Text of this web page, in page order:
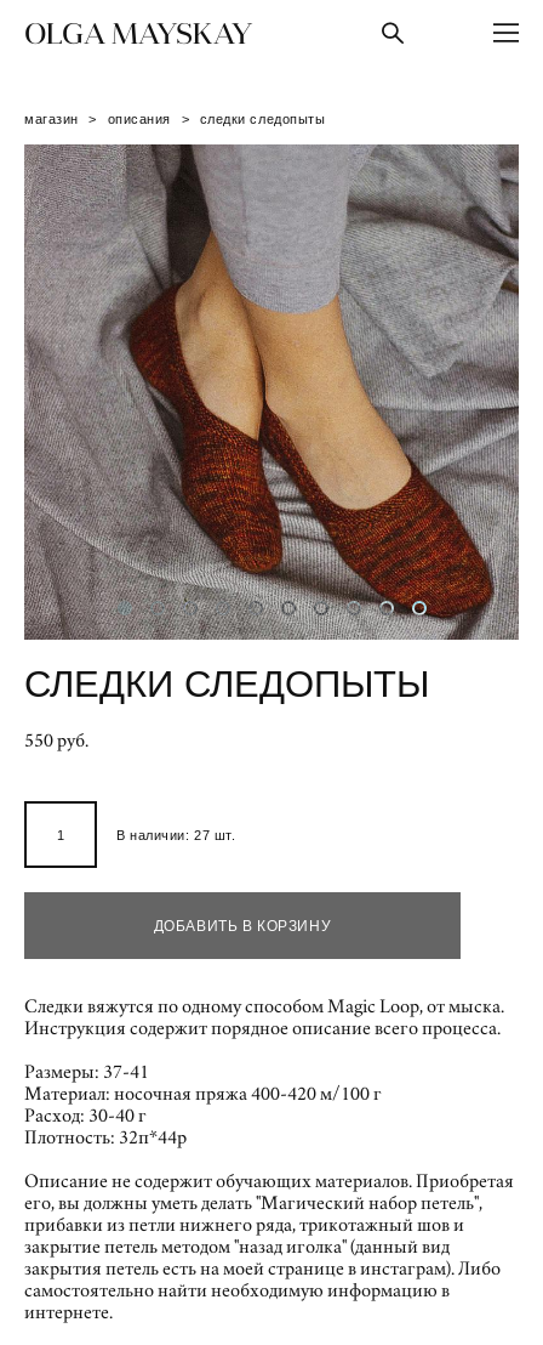
OLGA MAYSKAY
магазин > описания > следки следопыты
СЛЕДКИ СЛЕДОПЫТЫ
550 pуб.
В наличии:27 шт.
ДОБАВИТЬ В КОРЗИНУ
Следки вяжутся по одному способом Magic Loop, от мыска.
Инструкция содержит порядное описание всего процесса.
Размеры: 37-41
Материал: носочная пряжа 400-420 м/100 г
Расход: 30-40 г
Плотность: 32п*44р
Описание не содержит обучающих материалов. Приобретая
его, вы должны уметь делать "Магический набор петель",
прибавки из петли нижнего ряда, трикотажный шов и
закрытие петель методом "назад иголка" (данный вид
закрытия петель есть на моей странице в инстаграм). Либо
самостоятельно найти необходимую информацию в
интернете.